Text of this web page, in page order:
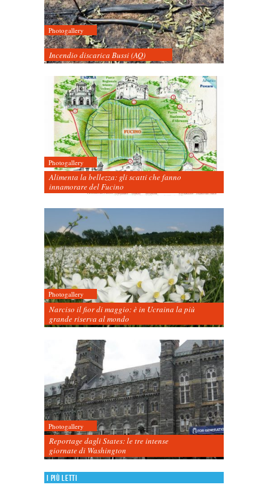
Photogallery
Incendio discarica Bussi (AQ)
Photogallery
Alimenta la bellezza: gli scatti che fanno
innamorare del Fucino
Photogallery
Narciso il fior di maggio: è in Ucraina la più
grande riserva al mondo
Photogallery
Reportage dagli States: le tre intense
giornate di Washington
I più letti